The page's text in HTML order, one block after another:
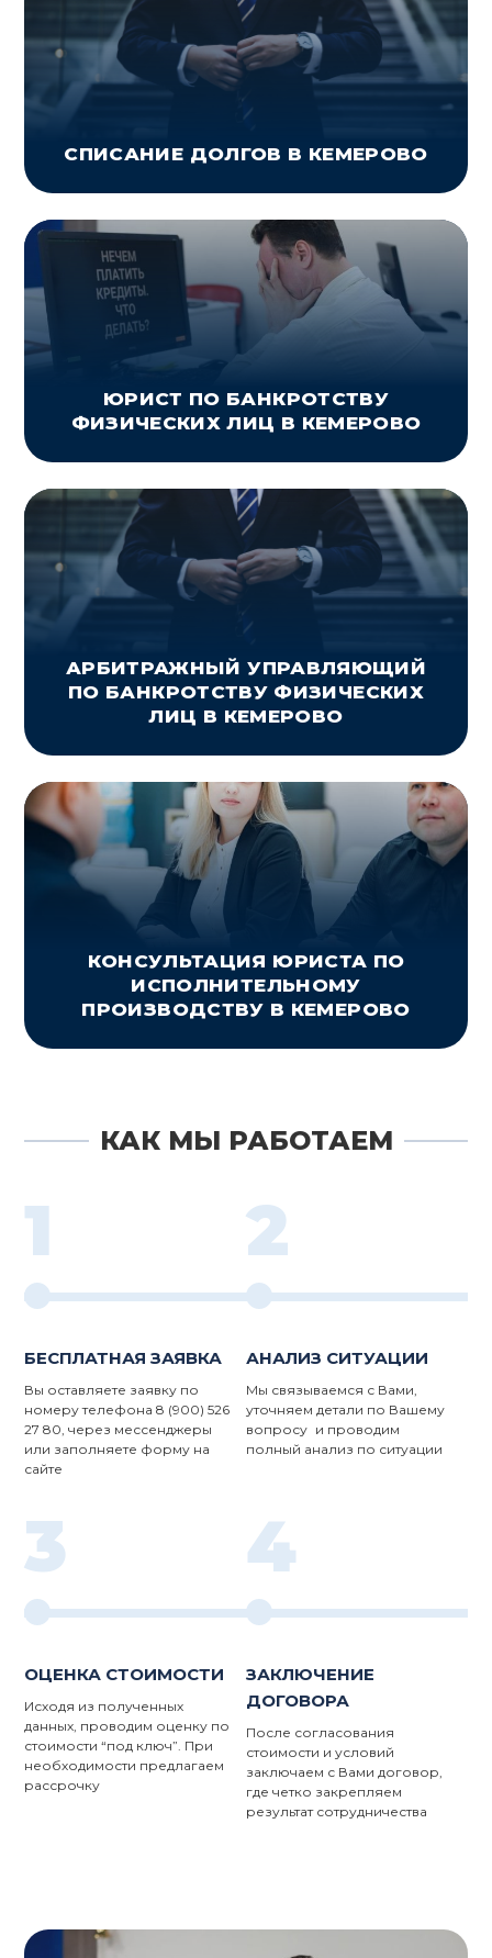
СПИСАНИЕ ДОЛГОВ В КЕМЕРОВО
ЮРИСТ ПО БАНКРОТСТВУ
ФИЗИЧЕСКИХ ЛИЦ В КЕМЕРОВО
АРБИТРАЖНЫЙ УПРАВЛЯЮЩИЙ
ПО БАНКРОТСТВУ ФИЗИЧЕСКИХ
ЛИЦ В КЕМЕРОВО
КОНСУЛЬТАЦИЯ ЮРИСТА ПО
ИСПОЛНИТЕЛЬНОМУ
ПРОИЗВОДСТВУ В КЕМЕРОВО
КАК МЫ РАБОТАЕМ
1
БЕСПЛАТНАЯ ЗАЯВКА
Вы оставляете заявку по
номеру телефона 8 (900) 526
27 80, через мессенджеры
или заполняете форму на
сайте
2
АНАЛИЗ СИТУАЦИИ
Мы связываемся с Вами,
уточняем детали по Вашему
вопросу и проводим
полный анализ по ситуации
3
ОЦЕНКА СТОИМОСТИ
Исходя из полученных
данных, проводим оценку по
стоимости “под ключ”. При
необходимости предлагаем
рассрочку
4
ЗАКЛЮЧЕНИЕ
ДОГОВОРА
После согласования
стоимости и условий
заключаем с Вами договор,
где четко закрепляем
результат сотрудничества